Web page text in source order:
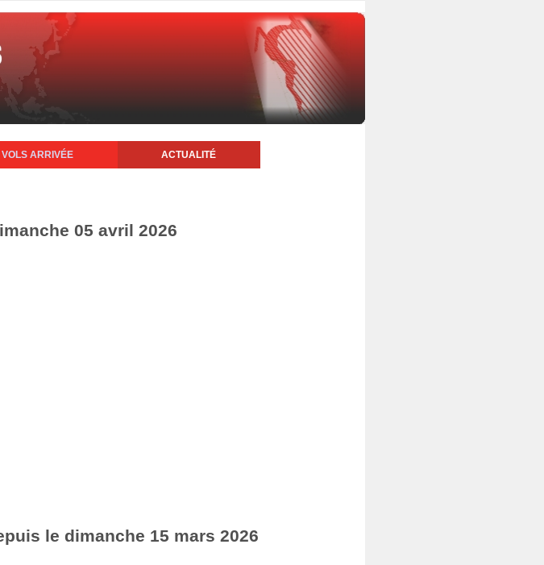
VOLS ARRIVÉE ACTUALITÉ
05 avril 2026
le dimanche 15 mars 2026